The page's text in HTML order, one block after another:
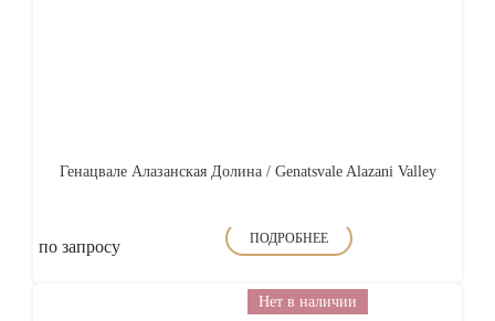
Генацвале Алазанская Долина / Genatsvale Alazani Valley
по запросу ПОДРОБНЕЕ
Нет в наличии